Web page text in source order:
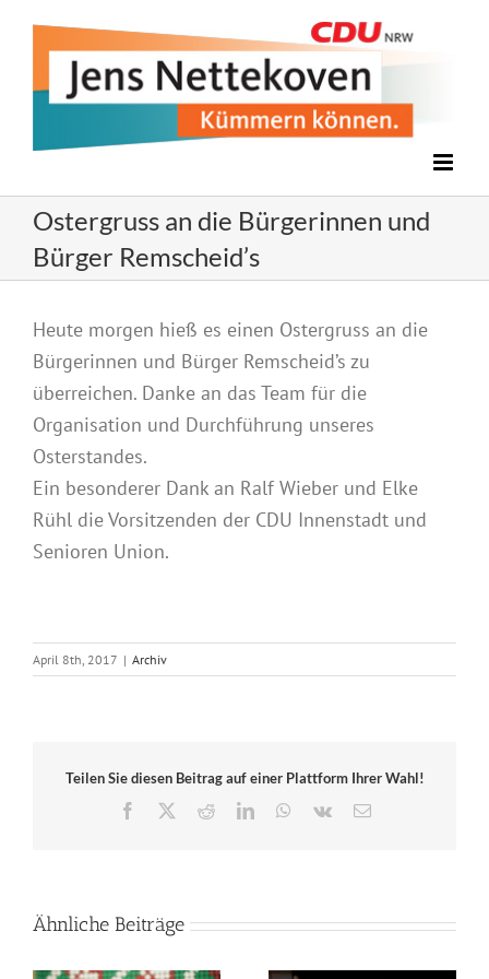
Ostergruss an die Bürgerinnen und
Bürger Remscheid’s
grösseres
Bild
Heute morgen hieß es einen Ostergruss an die
Bürgerinnen und Bürger Remscheid’s zu
überreichen. Danke an das Team für die
Organisation und Durchführung unseres
Osterstandes.
Ein besonderer Dank an Ralf Wieber und Elke
Rühl die Vorsitzenden der CDU Innenstadt und
Senioren Union.
April 8th, 2017 | Archiv
Teilen Sie diesen Beitrag auf einer Plattform Ihrer Wahl!
Facebook
RedditLinkedInWhatsApp
Vk
E-
Ähnliche Beiträge